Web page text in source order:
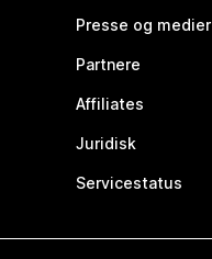
Presse og medier
Partnere
Affiliates
Juridisk
Servicestatus